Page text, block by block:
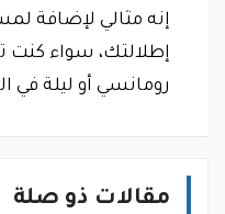
إنه مثالي لإضافة
إطلالتك، سواء كنت
رومانسي أو ليلة في
مقالات ذو صلة